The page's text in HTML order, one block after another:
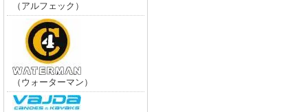
（アルフェック）
（ウォーターマン）